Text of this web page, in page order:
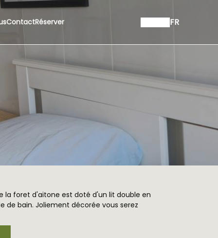
ContactRéserver FR
la foret d'aitone est doté d'un lit double en
de bain. Joliement décorée vous serez